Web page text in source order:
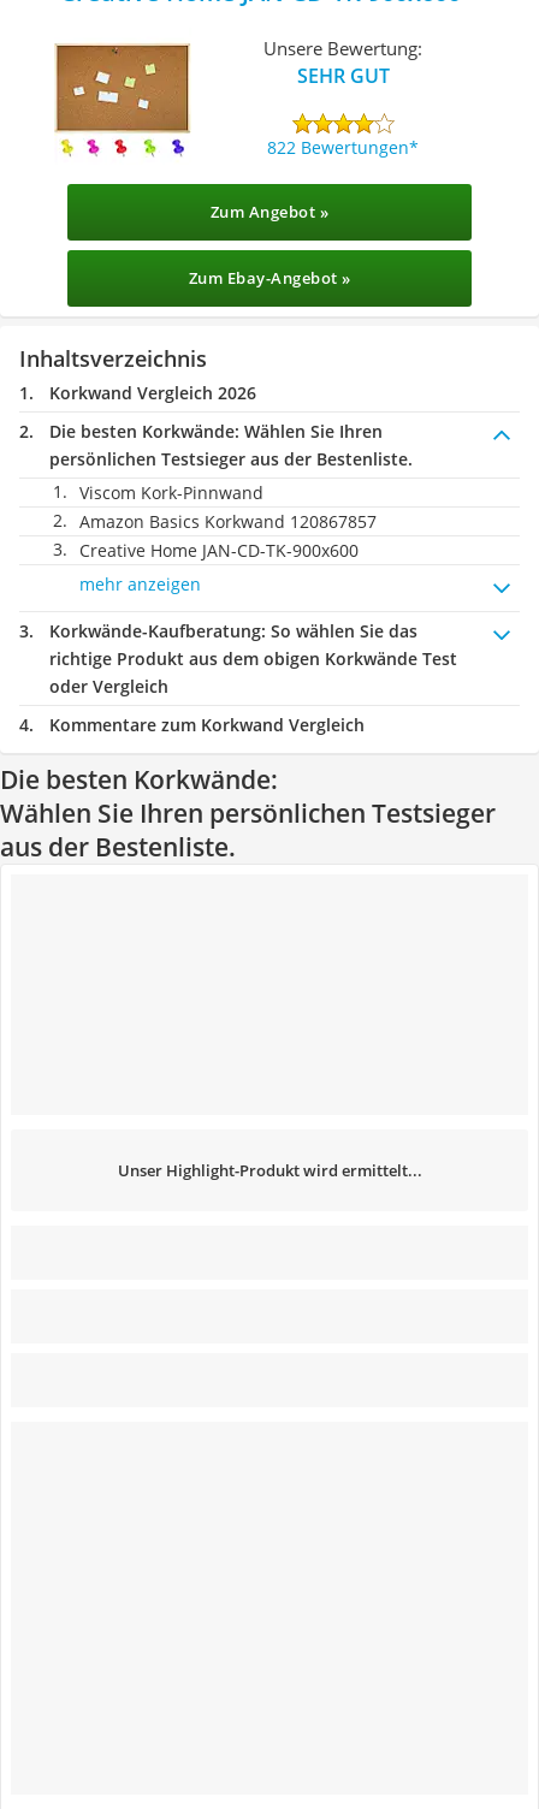
Unsere Bewertung:
SEHR GUT
822 Bewertungen
Zum Angebot »
Zum Ebay-Angebot »
Inhaltsverzeichnis
Korkwand Vergleich 2026
Die besten Korkwände: Wählen Sie Ihren
persönlichen Testsieger aus der Bestenliste.
Viscom Kork-Pinnwand
Amazon Basics Korkwand 120867857
Creative Home JAN-CD-TK-900x600
mehr anzeigen
Korkwände-Kaufberatung: So wählen Sie das
richtige Produkt aus dem obigen Korkwände Test
oder Vergleich
Kommentare zum Korkwand Vergleich
Die besten Korkwände:
Wählen Sie Ihren persönlichen Testsieger
aus der Bestenliste.
Unser Highlight-Produkt wird ermittelt...